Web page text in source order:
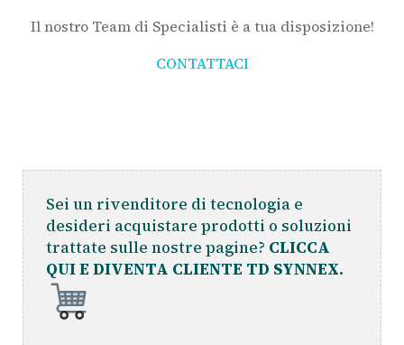
Il nostro Team di Specialisti è a tua disposizione!
CONTATTACI
Sei un rivenditore di tecnologia e
desideri acquistare prodotti o soluzioni
trattate sulle nostre pagine? CLICCA
QUI E DIVENTA CLIENTE TD SYNNEX.